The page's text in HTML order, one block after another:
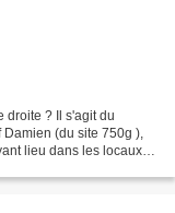
droite ? Il s'agit du
(du site 750g ),
lieu dans les locaux